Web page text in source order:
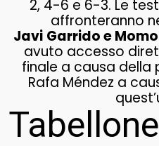
2, 4-6 e 6-3. Le
affronteranno
Javi Garrido e
avuto accesso
finale a causa della
Rafa Méndez a